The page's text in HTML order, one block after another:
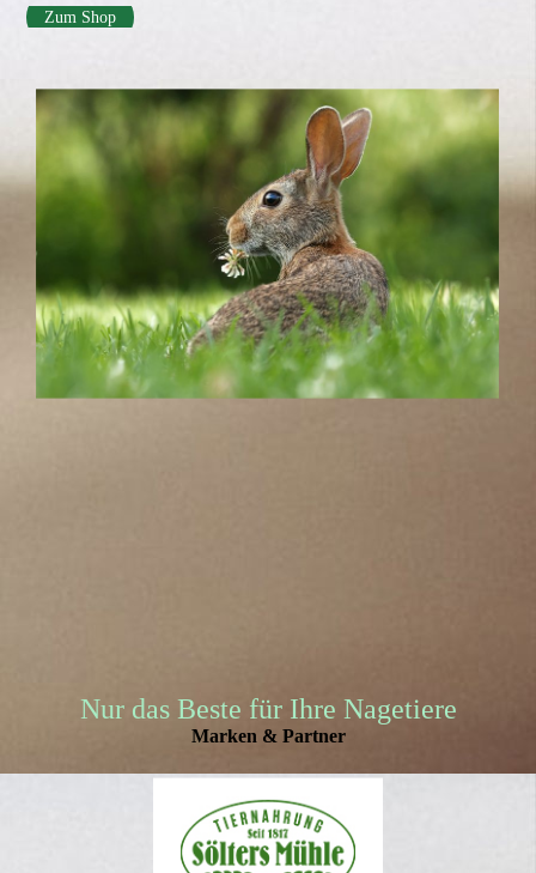
Zum Shop
Nur das Beste für Ihre Nagetiere
Marken & Partner